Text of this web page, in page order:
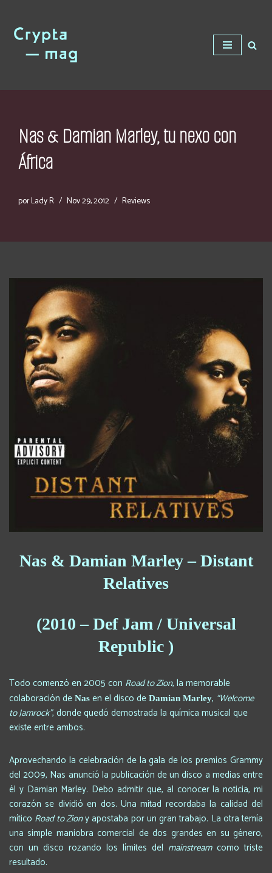
Saltar
contenido
Nas & Damian Marley, tu nexo con
África
porLady R Nov 29, 2012 Reviews
Nas & Damian Marley – Distant
Relatives
(2010 – Def Jam / Universal
Republic )
Todo comenzó en 2005 con Road to Zion, la memorable
colaboración de Nas en el disco de Damian Marley, “Welcome
to Jamrock”, donde quedó demostrada la química musical que
existe entre ambos.
Aprovechando la celebración de la gala de los premios Grammy
del 2009, Nas anunció la publicación de un disco a medias entre
él y Damian Marley. Debo admitir que, al conocer la noticia, mi
corazón se dividió en dos. Una mitad recordaba la calidad del
mítico Road to Ziony apostaba por un gran trabajo. La otra temía
una simple maniobra comercial de dos grandes en su género,
con un disco rozando los límites del mainstreamcomo triste
resultado.